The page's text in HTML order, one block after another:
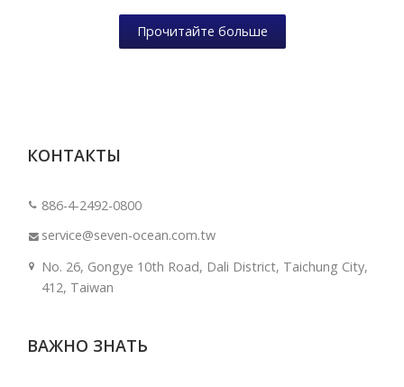
Прочитайте больше
КОНТАКТЫ
886-4-2492-0800
service@seven-ocean.com.tw
No. 26, Gongye 10th Road, Dali District, Taichung City,
412, Taiwan
ВАЖНО ЗНАТЬ